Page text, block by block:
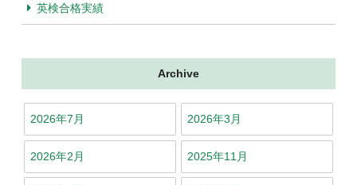
英検合格実績
Archive
2026年7月 2026年3月
2026年2月 2025年11月